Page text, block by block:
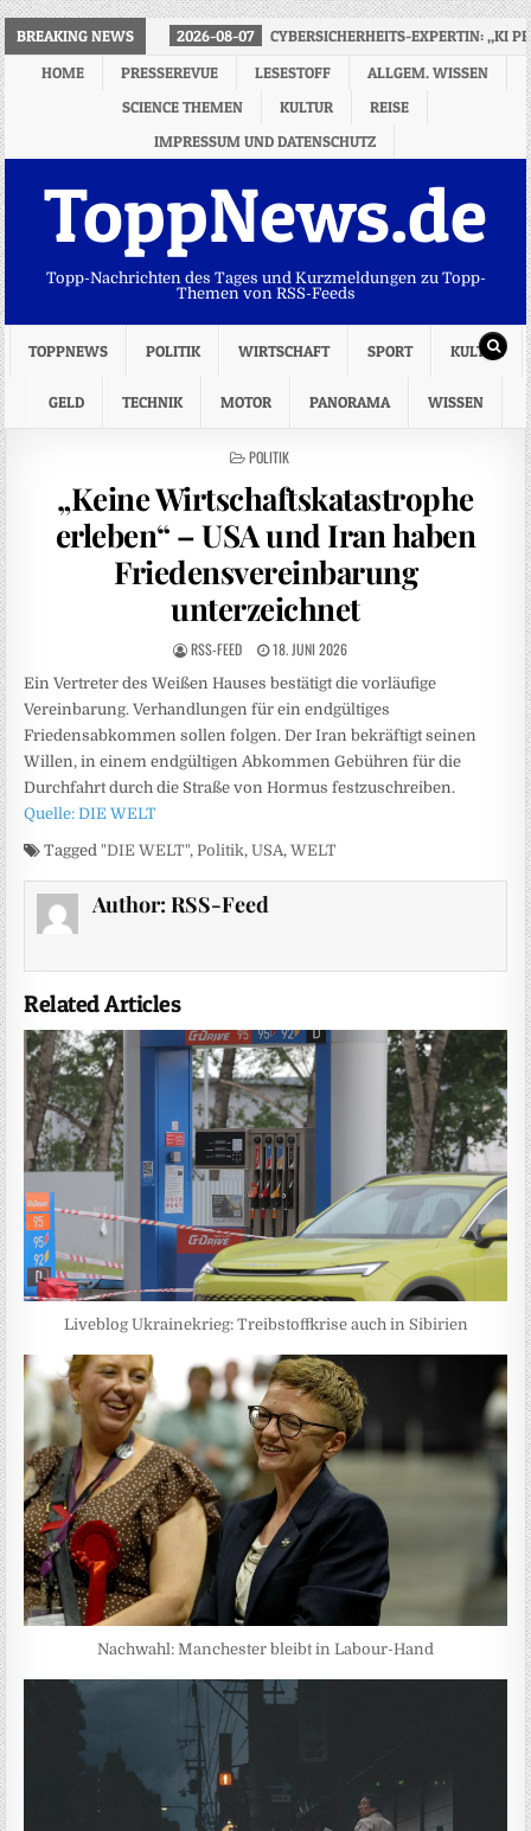
BREAKING NEWS 2026-08-07
CYBERSICHERHEITS-EXPERTIN: „KI
HOME
PRESSEREVUE LESESTOFF
ALLGEM. WISSEN
SCIENCE THEMEN
KULTUR
REISE
IMPRESSUM UND DATENSCHUTZ
ToppNews.de
Topp-Nachrichten des Tages und Kurzmeldungen zu Topp-
Themen von RSS-Feeds
TOPPNEWS POLITIK WIRTSCHAFT SPORT KULTUR
GELD TECHNIK MOTOR PANORAMA WISSEN
POSTED
POLITIK
„Keine Wirtschaftskatastrophe
erleben“ – USA und Iran haben
Friedensvereinbarung
unterzeichnet
RSS-FEED 18. JUNI 2026
Ein Vertreter des Weißen Hauses bestätigt die vorläufige
Vereinbarung. Verhandlungen für ein endgültiges
Friedensabkommen sollen folgen. Der Iran bekräftigt seinen
Willen, in einem endgültigen Abkommen Gebühren für die
Durchfahrt durch die Straße von Hormus festzuschreiben.
Quelle: DIE WELT
Tagged"DIE WELT",Politik,USA,WELT
Author: RSS-Feed
Related Articles
Liveblog Ukrainekrieg: Treibstoffkrise auch in Sibirien
Nachwahl: Manchester bleibt in Labour-Hand